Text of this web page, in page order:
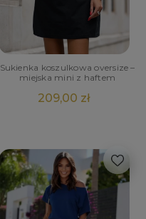
Sukienka koszulkowa oversize –
miejska mini z haftem
209,00 zł